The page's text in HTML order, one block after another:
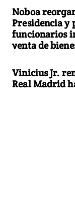
Noboa
Presidencia y
funcionarios
venta de
Vinicius Jr.
Real Madrid